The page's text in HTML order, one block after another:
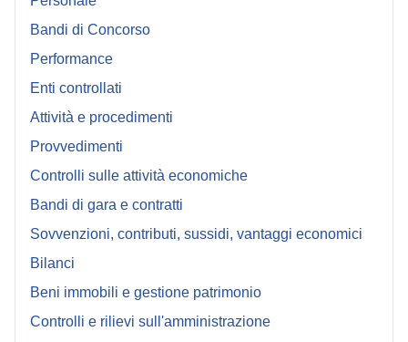
Bandi di Concorso
Performance
Enti controllati
Attività e procedimenti
Provvedimenti
Controlli sulle attività economiche
Bandi di gara e contratti
Sovvenzioni, contributi, sussidi, vantaggi economici
Bilanci
Beni immobili e gestione patrimonio
Controlli e rilievi sull'amministrazione